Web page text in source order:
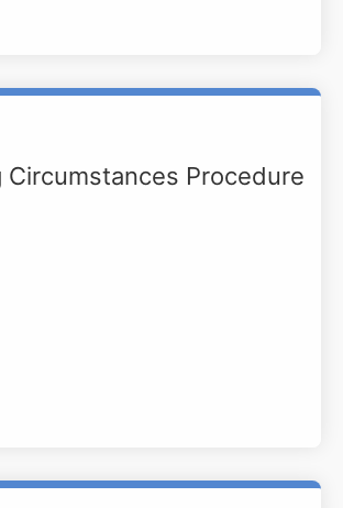
Circumstances Procedure